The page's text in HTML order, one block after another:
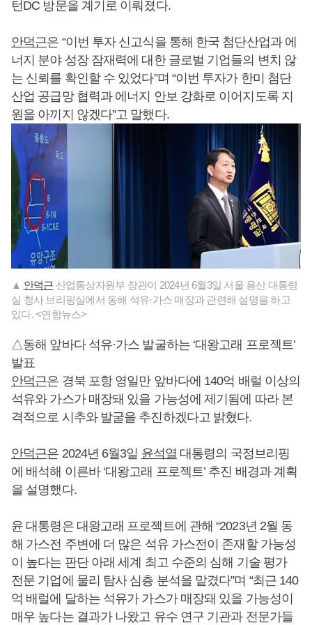
턴DC 방문을 계기로 이뤄졌다.
안덕근은 “이번 투자 신고식을 통해 한국 첨단산업과 에
너지 분야 성장 잠재력에 대한 글로벌 기업들의 변치 않
는 신뢰를 확인할 수 있었다”며 “이번 투자가 한미 첨단
산업 공급망 협력과 에너지 안보 강화로 이어지도록 지
원을 아끼지 않겠다”고 말했다.
▲ 안덕근 산업통상자원부 장관이 2024년 6월3일 서울 용산 대통령
실 청사 브리핑실에서 동해 석유·가스 매장과 관련해 설명을 하고
있다. <연합뉴스>
△동해 앞바다 석유·가스 발굴하는 ‘대왕고래 프로젝트’
발표
안덕근은 경북 포항 영일만 앞바다에 140억 배럴 이상의
석유와 가스가 매장돼 있을 가능성에 제기됨에 따라 본
격적으로 시추와 발굴을 추진하겠다고 밝혔다.
안덕근은 2024년 6월3일 윤석열 대통령의 국정브리핑
에 배석해 이른바 ‘대왕고래 프로젝트’ 추진 배경과 계획
을 설명했다.
윤 대통령은 대왕고래 프로젝트에 관해 “2023년 2월 동
해 가스전 주변에 더 많은 석유 가스전이 존재할 가능성
이 높다는 판단 아래 세계 최고 수준의 심해 기술 평가
전문 기업에 물리 탐사 심층 분석을 맡겼다”며 “최근 140
억 배럴에 달하는 석유가 가스가 매장돼 있을 가능성이
매우 높다는 결과가 나왔고 유수 연구 기관과 전문가들